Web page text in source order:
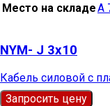
Место на складеА
NYM- J 3х10
Кабель силовой с
Запросить цену